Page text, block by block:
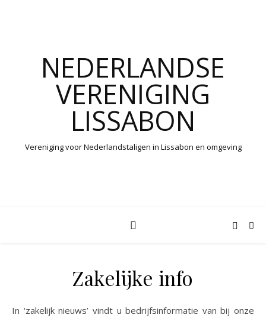
NEDERLANDSE
VERENIGING
LISSABON
Vereniging voor Nederlandstaligen in Lissabon en omgeving
Zakelijke info
In ‘zakelijk nieuws’ vindt u bedrijfsinformatie van bij onze